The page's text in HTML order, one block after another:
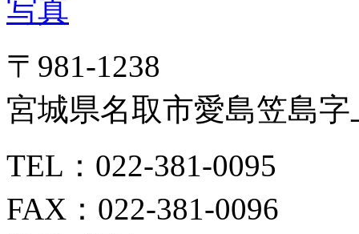
〒981-1238
宮城県名取市愛島笠島字
TEL：022-381-0095
FAX：022-381-0096